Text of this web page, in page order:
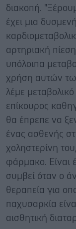
διακοπή.
έχει μια
αρτηριακή
υπόλοιπα
χρήση αυτών
λέμε
επίκουρος
θα έπρεπε να
ένας ασθενής
χοληστερίνη
φάρμακο. Είναι
συμβεί όταν ο
θεραπεία για
παχυσαρκία
αισθητική